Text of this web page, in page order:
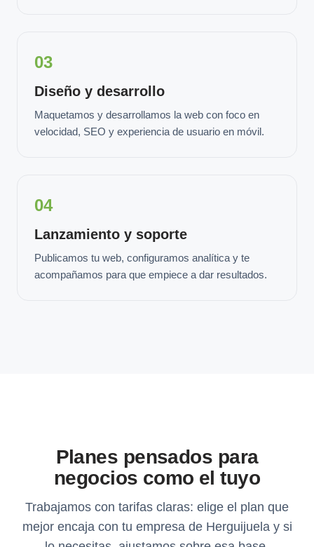
03
Diseño y desarrollo
Maquetamos y desarrollamos la web con foco en
velocidad, SEO y experiencia de usuario en móvil.
04
Lanzamiento y soporte
Publicamos tu web, configuramos analítica y te
acompañamos para que empiece a dar resultados.
Planes pensados para
negocios como el tuyo
Trabajamos con tarifas claras: elige el plan que
mejor encaja con tu empresa de Herguijuela y si